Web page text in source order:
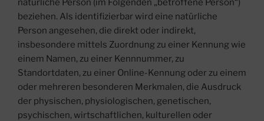
natürliche Person (im Folgenden „betroffene Person“)
beziehen. Als identifizierbar wird eine natürliche
Person angesehen, die direkt oder indirekt,
insbesondere mittels Zuordnung zu einer Kennung wie
einem Namen, zu einer Kennnummer, zu
Standortdaten, zu einer Online-Kennung oder zu einem
oder mehreren besonderen Merkmalen, die Ausdruck
der physischen, physiologischen, genetischen,
psychischen, wirtschaftlichen, kulturellen oder